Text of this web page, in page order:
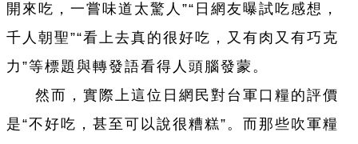
開來吃， 一嘗味道太驚人”“日網友曝試吃感想，
千人朝聖”“看上去真的很好吃，又有肉又有巧克
力”等標題與轉發語看得人頭腦發蒙。
然而，實際上這位日網民對台 軍口糧的評價
是“不好吃，甚至可以說很糟糕”。而那些吹軍糧